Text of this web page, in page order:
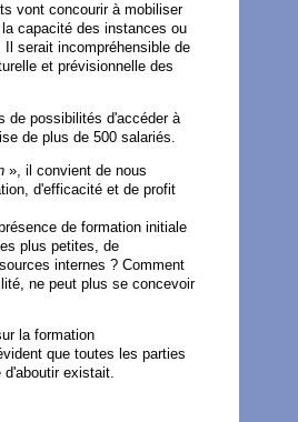
vont concourir à mobiliser
capacité des instances ou
serait incompréhensible de
et prévisionnelle des
de possibilités d'accéder à
de plus de 500 salariés.
», il convient de nous
d'efficacité et de profit
de formation initiale
plus petites, de
internes ? Comment
ne peut plus se concevoir
la formation
que toutes les parties
d'aboutir existait.